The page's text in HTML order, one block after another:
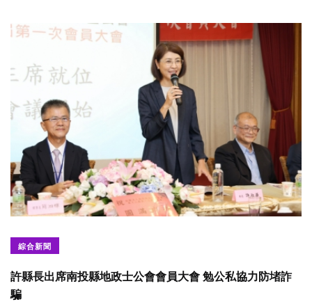
綜合新聞
許縣長出席南投縣地政士公會會員大會 勉公私協力防堵詐
騙